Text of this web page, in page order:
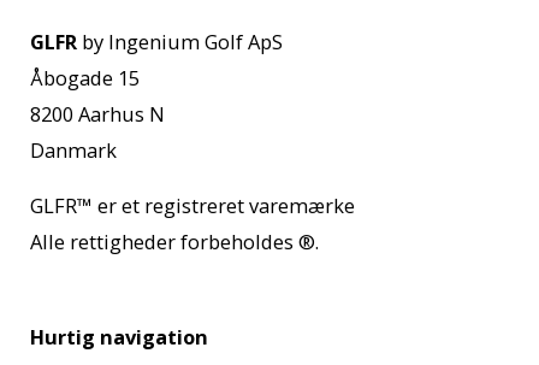
GLFRby Ingenium Golf ApS
Åbogade 15
8200 Aarhus N
Danmark
GLFR™ er et registreret varemærke
Alle rettigheder forbeholdes ®.
Hurtig navigation